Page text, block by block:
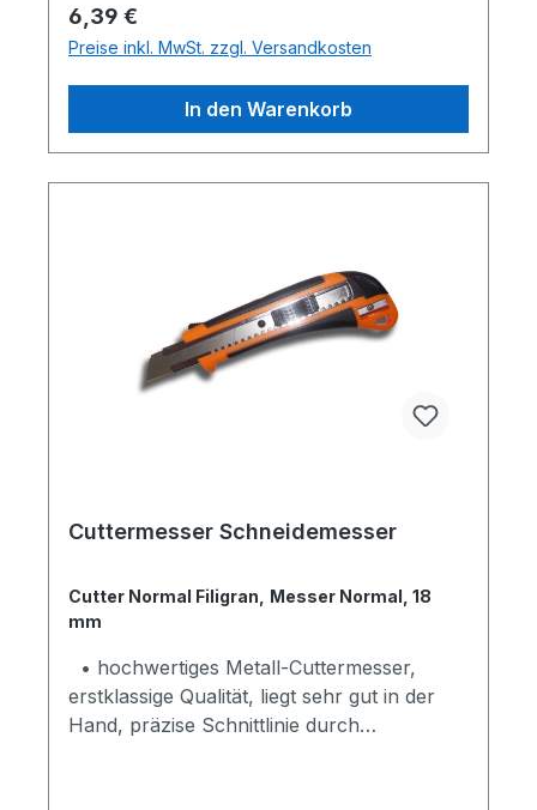
Kosteneinsparung, Individuelles Design
Weitere Referenzen,
Autofolierungsarbeiten von Car Wrapping
Folientechnik gibt es hier: >>> zur INFO
Regulärer Preis:
6,39 €
Preise inkl. MwSt. zzgl. Versandkosten
In den Warenkorb
Cuttermesser Schneidemesser
Cutter Normal Filigran, Messer Normal, 18
mm
• hochwertiges Metall-Cuttermesser,
erstklassige Qualität, liegt sehr gut in der
Hand, präzise Schnittlinie durch